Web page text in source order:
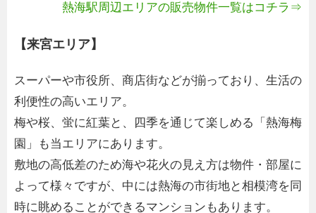
熱海駅周辺エリアの販売物件一覧はコチラ⇒
【来宮エリア】
スーパーや市役所、商店街などが揃っており、生活の
利便性の高いエリア。
梅や桜、蛍に紅葉と、四季を通じて楽しめる「熱海梅
園」も当エリアにあります。
敷地の高低差のため海や花火の見え方は物件・部屋に
よって様々ですが、中には熱海の市街地と相模湾を同
時に眺めることができるマンションもあります。